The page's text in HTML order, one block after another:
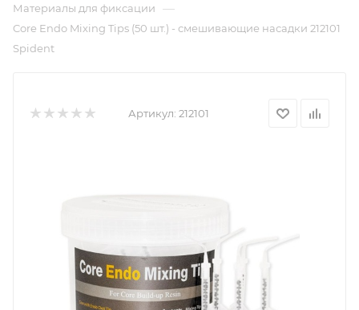
Материалы для фиксации —
Core Endo Mixing Tips (50 шт.) - смешивающие насадки 212101
Spident
Артикул: 212101